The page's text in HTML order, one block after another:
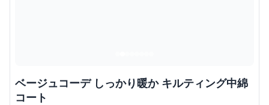
ベージュコーデ しっかり暖か キルティング中綿
コート